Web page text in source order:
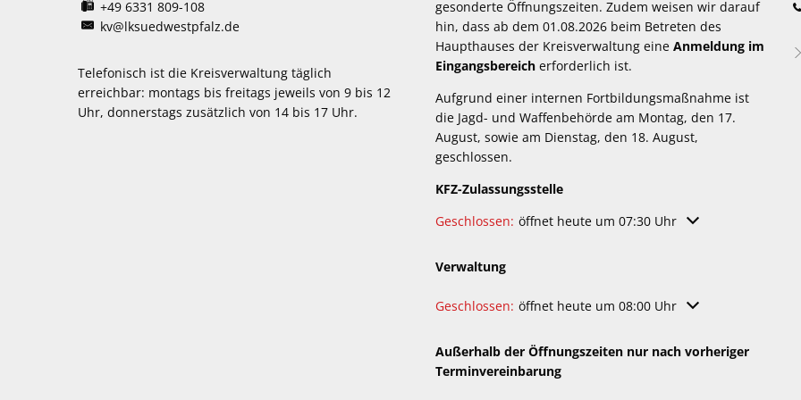
+49 6331 809-108
kv@lksuedwestpfalz.de
Telefonisch ist die Kreisverwaltung täglich
erreichbar: montags bis freitags jeweils von 9 bis 12
Uhr, donnerstags zusätzlich von 14 bis 17 Uhr.
gesonderte Öffnungszeiten. Zudem weisen wir darauf
hin, dass ab dem 01.08.2026 beim Betreten des
Haupthauses der Kreisverwaltung eine Anmeldung im
Eingangsbereich erforderlich ist.
Aufgrund einer internen Fortbildungsmaßnahme ist
die Jagd- und Waffenbehörde am Montag, den 17.
August, sowie am Dienstag, den 18. August,
geschlossen.
KFZ-Zulassungsstelle
Klicken, um weitere Öffnungs- oder Schließzeiten
Geschlossen: öffnet heute um 07:30 Uhr
Verwaltung
Klicken, um weitere Öffnungs- oder Schließzeiten
Geschlossen: öffnet heute um 08:00 Uhr
Außerhalb der Öffnungszeiten nur nach vorheriger
Terminvereinbarung